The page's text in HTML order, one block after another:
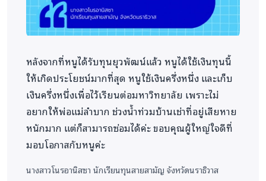
หลังจากที่หนูได้รับทุนยุวพัฒน์แล้ว หนูได้ใช้เงินทุนนี้
ให้เกิดประโยชน์มากที่สุด หนูใช้เงินครึ่งหนึ่ง และเก็บ
เงินครึ่งหนึ่งเพื่อไว้เรียนต่อมหาวิทยาลัย เพราะไม่
อยากให้พ่อแม่ลำบาก ช่วงน้ำท่วมบ้านเช่าที่อยู่เสียหาย
หนักมาก แต่ก็สามารถซ่อมได้ค่ะ ขอบคุณผู้ใหญ่ใจดีที่
มอบโอกาสกับหนูค่ะ
นางสาวโนรอานิสซา นักเรียนทุนสายสามัญ จังหวัดนราธิวาส